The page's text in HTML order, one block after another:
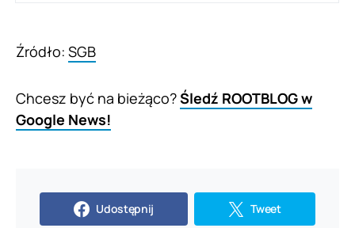
Źródło: SGB
Chcesz być na bieżąco?Śledź ROOTBLOG w
Google News!
Udostępnij Tweet